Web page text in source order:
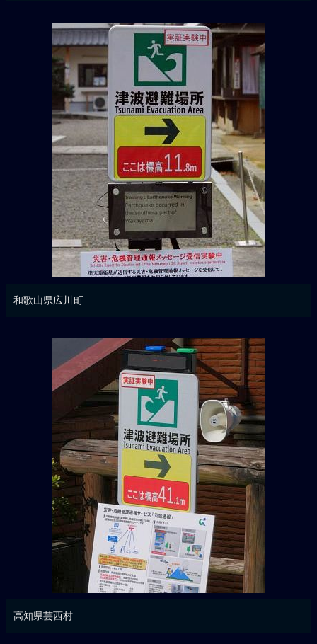
和歌山県広川町
高知県芸西村